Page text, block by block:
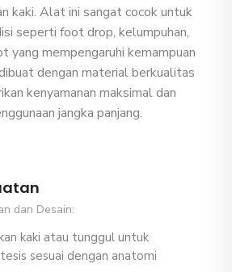
kaki. Alat ini sangat cocok untuk
seperti foot drop, kelumpuhan,
yang mempengaruhi kemampuan
dengan material berkualitas
kenyamanan maksimal dan
jangka panjang.
dan Desain:
kaki atau tunggul untuk
sesuai dengan anatomi